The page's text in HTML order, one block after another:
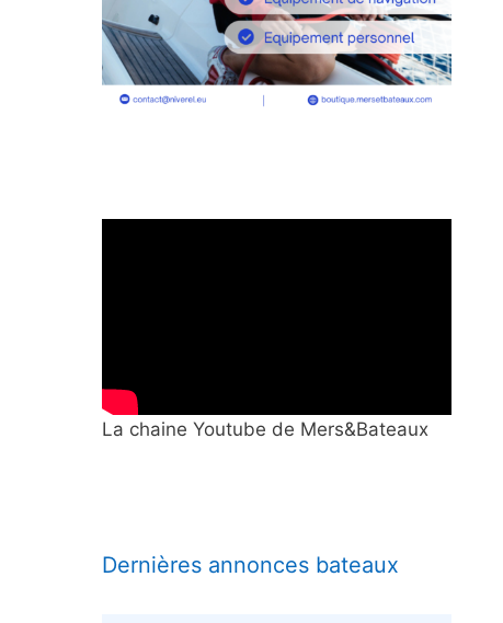
La chaine Youtube de Mers&Bateaux
Dernières annonces bateaux